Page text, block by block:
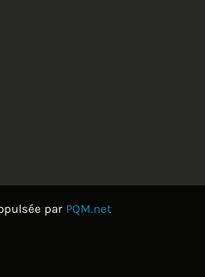
par PQM.net